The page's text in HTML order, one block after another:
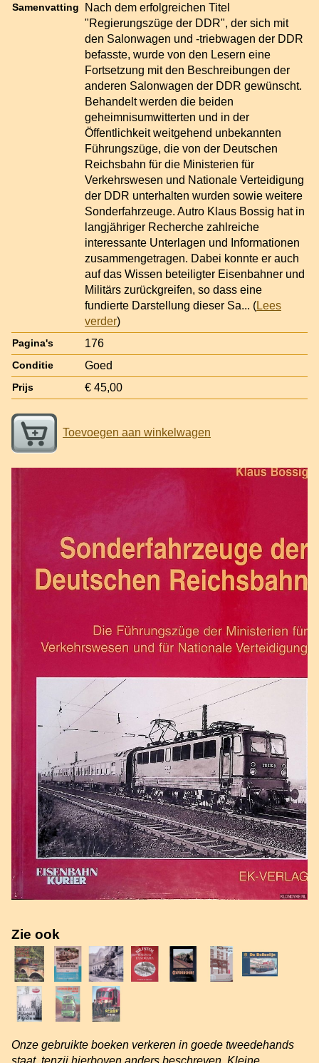
Samenvatting
Nach dem erfolgreichen Titel
"Regierungszüge der DDR", der sich mit
den Salonwagen und -triebwagen der DDR
befasste, wurde von den Lesern eine
Fortsetzung mit den Beschreibungen der
anderen Salonwagen der DDR gewünscht.
Behandelt werden die beiden
geheimnisumwitterten und in der
Öffentlichkeit weitgehend unbekannten
Führungszüge, die von der Deutschen
Reichsbahn für die Ministerien für
Verkehrswesen und Nationale Verteidigung
der DDR unterhalten wurden sowie weitere
Sonderfahrzeuge. Autro Klaus Bossig hat in
langjähriger Recherche zahlreiche
interessante Unterlagen und Informationen
zusammengetragen. Dabei konnte er auch
auf das Wissen beteiligter Eisenbahner und
Militärs zurückgreifen, so dass eine
fundierte Darstellung dieser Sa... (Lees
verder)
Pagina's 176
Conditie Goed
Prijs € 45,00
Toevoegen aan winkelwagen
Zie ook
Onze gebruikte boeken verkeren in goede tweedehands